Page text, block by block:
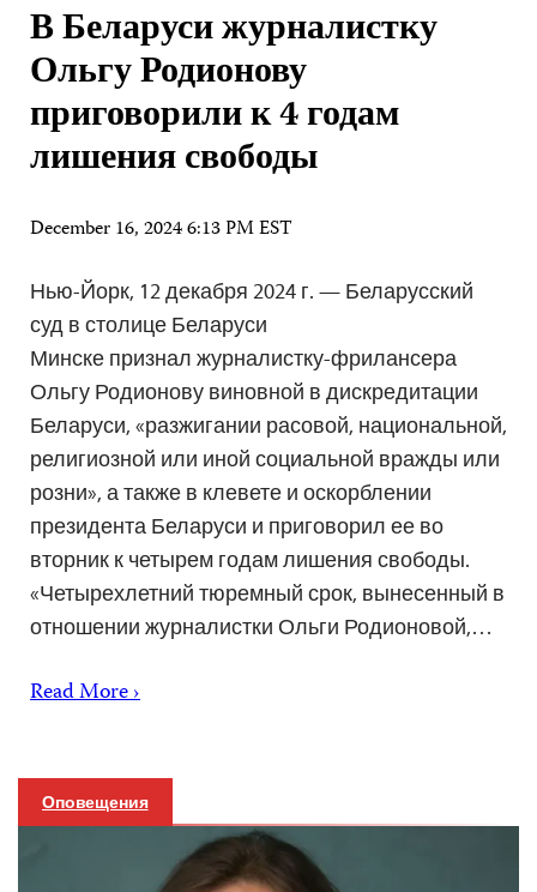
В Беларуси журналистку
Ольгу Родионову
приговорили к 4 годам
лишения свободы
December 16, 2024 6:13 PM EST
Нью-Йорк, 12 декабря 2024 г. — Беларусский
суд в столице Беларуси
Минске признал журналистку-фрилансера
Ольгу Родионову виновной в дискредитации
Беларуси, «разжигании расовой, национальной,
религиозной или иной социальной вражды или
розни», а также в клевете и оскорблении
президента Беларуси и приговорил ее во
вторник к четырем годам лишения свободы.
«Четырехлетний тюремный срок, вынесенный в
отношении журналистки Ольги Родионовой,…
Read More ›
Оповещения